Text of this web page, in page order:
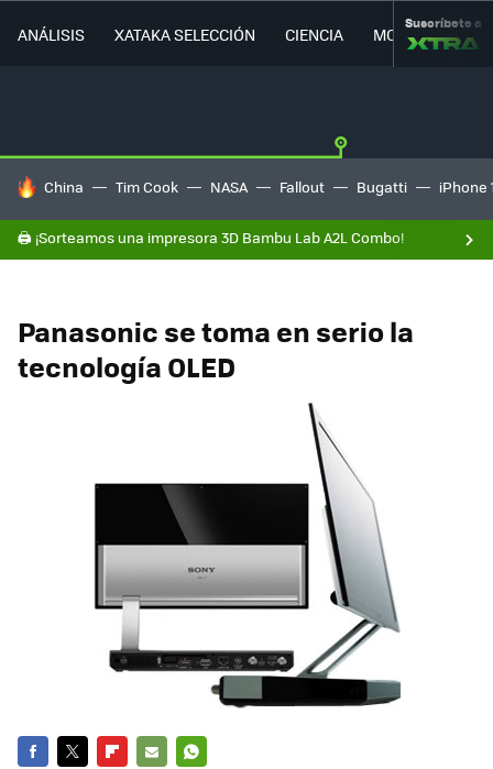
ANÁLISIS XATAKA SELECCIÓN CIENCIA MOVILIDAD
Suscríbete a
HOY SE HABLA DE
China Tim Cook NASA Fallout Bugatti iPhone
🖨️ ¡Sorteamos una impresora 3D Bambu Lab A2L Combo!
Panasonic se toma en serio la
tecnología OLED